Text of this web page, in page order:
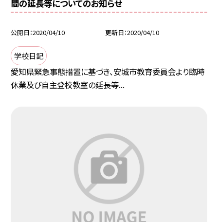
間の延長等についてのお知らせ
公開日 2020/04/10 更新日 2020/04/10
学校日記
愛知県緊急事態措置に基づき、安城市教育委員会より臨時
休業及び自主登校教室の延長等...